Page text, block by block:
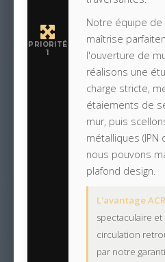
PRIORITÉ
1
Notre équipe
maîtrise
l'ouverture de
réalisons une
charge stricte,
étaiements de
mur, puis
métalliques (IPN
nous pouvons
plafond design.
L'avantage
spectaculaire
circulation
par notre